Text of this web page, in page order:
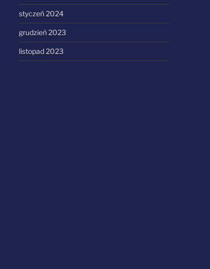
styczeń 2024
grudzień 2023
listopad 2023